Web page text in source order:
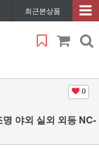
최근본상품
0
야외 실외 외등 NC-